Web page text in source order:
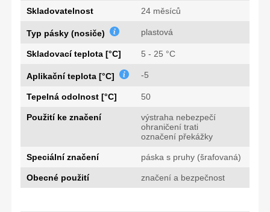
Skladovatelnost 24 měsíců
Typ pásky (nosiče) plastová
Skladovací teplota [°C] 5 - 25 °C
Aplikační teplota [°C] -5
Tepelná odolnost [°C] 50
Použití ke značení
výstraha nebezpečí
ohraničení trati
označení překážky
Speciální značení páska s pruhy (šrafovaná)
Obecné použití značení a bezpečnost